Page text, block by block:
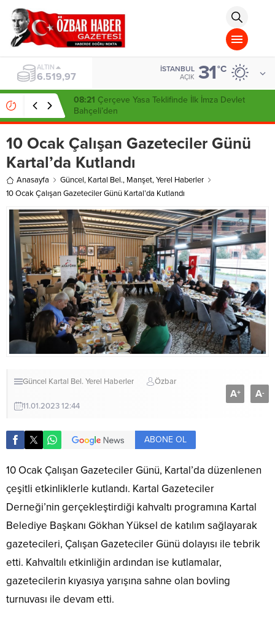
islami
chat
omegla
türk
sohbet
cinsel
sohbet
dini
chat
ALTIN
6.519,97
İSTANBUL
AÇIK 31°C
08:21 Çerçeve Yasa Teklifinde İlk İmza Devlet
Bahçeli’den
10 Ocak Çalışan Gazeteciler Günü
Kartal’da Kutlandı
Anasayfa Güncel, Kartal Bel., Manşet,Yerel Haberler
10 Ocak Çalışan Gazeteciler Günü Kartal’da Kutlandı
Güncel Kartal Bel. Yerel Haberler Özbar
11.01.2023 12:44
A+ A-
ABONE OL
10 Ocak Çalışan Gazeteciler Günü, Kartal’da düzenlenen
çeşitli etkinliklerle kutlandı. Kartal Gazeteciler
Derneği’nin gerçekleştirdiği kahvaltı programına Kartal
Belediye Başkanı Gökhan Yüksel de katılım sağlayarak
gazetecileri, Çalışan Gazeteciler Günü dolayısı ile tebrik
etti. Kahvaltılı etkinliğin ardından ise kutlamalar,
gazetecilerin kıyasıya yarışına sahne olan bovling
turnuvası ile devam etti.